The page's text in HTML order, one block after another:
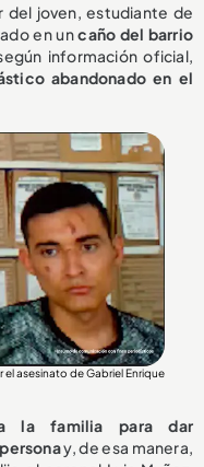
del joven, estudiante de
en uncaño del barrio
información oficial,
abandonado en el
asesinato de Gabriel Enrique
la familia para dar
y, de esa manera,